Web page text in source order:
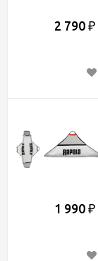
2 790 ₽
1 990 ₽